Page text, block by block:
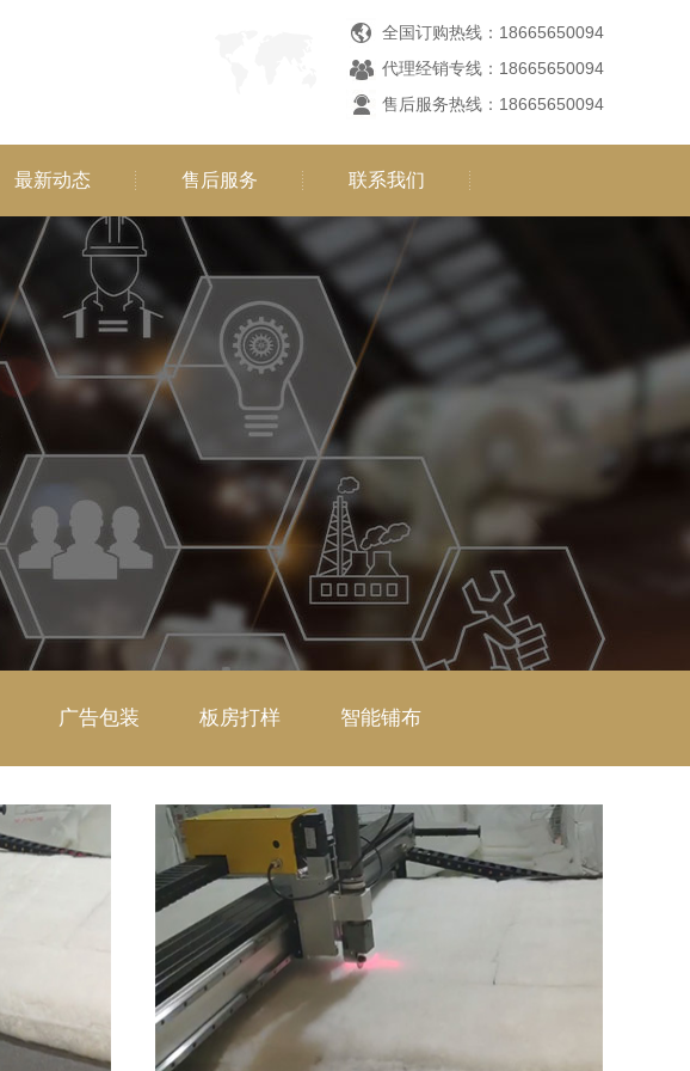
全国订购热线：18665650094
代理经销专线：18665650094
售后服务热线：18665650094
最新动态 售后服务 联系我们
广告包装 板房打样 智能铺布